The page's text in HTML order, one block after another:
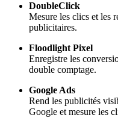
DoubleClick
Mesure les clics et les
publicitaires.
Floodlight Pixel
Enregistre les
double comptage.
Google Ads
Rend les publicités
Google et mesure les